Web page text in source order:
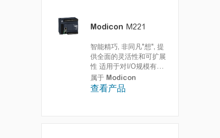
Modicon M221
智能精巧, 非同凡"想", 提
供全面的灵活性和可扩展
性 适用于对I/O规模有较
大需求的逻辑控制机器
属于 Modicon
查看产品